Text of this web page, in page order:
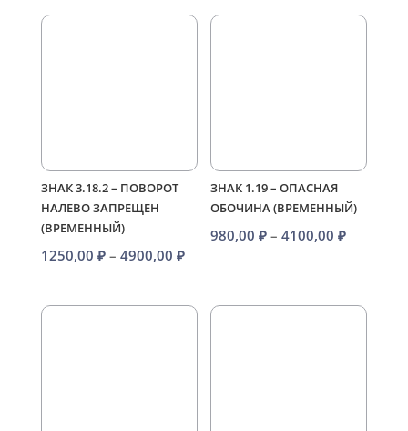
1250,00 ₽
ЗНАК 3.18.2 – ПОВОРОТ
НАЛЕВО ЗАПРЕЩЕН
(ВРЕМЕННЫЙ)
1250,00 ₽ – 4900,00 ₽Диапазон
1250,00 ₽
ЗНАК 1.19 – ОПАСНАЯ
ОБОЧИНА (ВРЕМЕННЫЙ)
980,00₽ – 4100,00₽
–